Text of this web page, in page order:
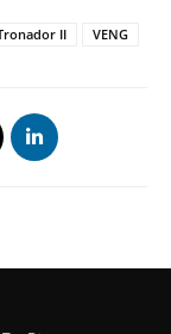
II VENG